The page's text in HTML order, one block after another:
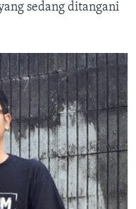
sedang ditangani